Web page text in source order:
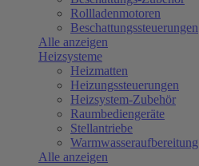
Rollladenmotoren
Beschattungssteuerungen
Alle anzeigen
Heizsysteme
Heizmatten
Heizungssteuerungen
Heizsystem-Zubehör
Raumbediengeräte
Stellantriebe
Warmwasseraufbereitung
Alle anzeigen